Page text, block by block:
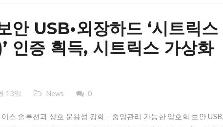
안 USB•외장하드 ‘시트릭스
증 획득, 시트릭스 가상화
13일 News 0
스 솔루션과 상호 운용성 강화 – 중앙관리 가능한 암호화 보안